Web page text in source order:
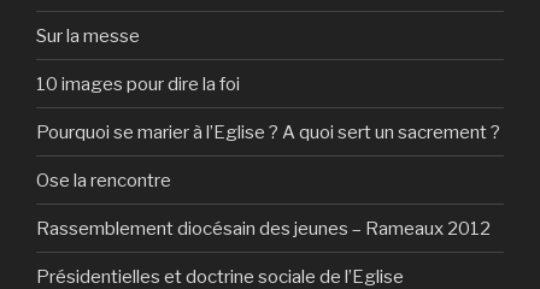
Sur la messe
10 images pour dire la foi
Pourquoi se marier à l’Eglise ? A quoi sert un sacrement ?
Ose la rencontre
Rassemblement diocésain des jeunes – Rameaux 2012
Présidentielles et doctrine sociale de l’Eglise